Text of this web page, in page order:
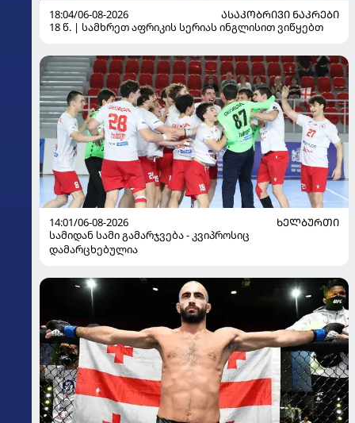
18:04/06-08-2026
ᲐᲡᲐᲙᲝᲑᲠᲘᲕᲘ ᲜᲐᲙᲠᲔᲑᲘ
18 წ. | სამხრეთ აფრიკის სერიას ინგლისით ვიწყებთ
14:01/06-08-2026
ᲮᲔᲚᲑᲣᲠᲗᲘ
სამიდან სამი გამარჯვება - კვიპროსიც
დამარცხებულია